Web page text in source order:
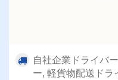
自社企業ドライバ
ー, 軽貨物配送ドラ